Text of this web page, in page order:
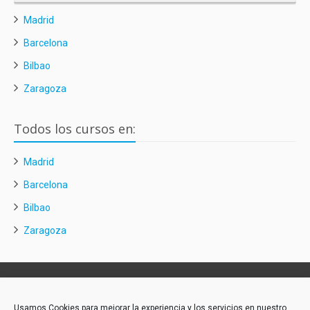
Usamos Cookies para mejorar la experiencia y los servicios en nuestro
Madrid
Barcelona
Bilbao
Zaragoza
Todos los cursos en:
Madrid
Barcelona
Bilbao
Zaragoza